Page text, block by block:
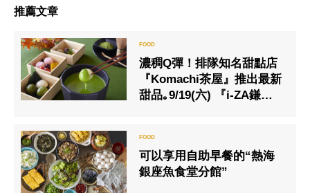
推薦文章
濃稠Q彈！排隊知名甜點店
『Komachi茶屋』推出最新
甜品｡9/19(六) 『i-ZA鎌
可以享用自助早餐的“熱海
銀座魚食堂分館”